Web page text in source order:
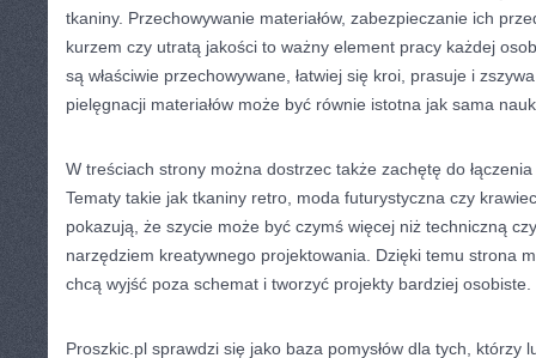
tkaniny. Przechowywanie materiałów, zabezpieczanie ich
kurzem czy utratą jakości to ważny element pracy każdej
są właściwie przechowywane, łatwiej się kroi, prasuje i
pielęgnacji materiałów może być równie istotna jak sama
W treściach strony można dostrzec także zachętę do
Tematy takie jak tkaniny retro, moda futurystyczna czy
pokazują, że szycie może być czymś więcej niż techniczną
narzędziem kreatywnego projektowania. Dzięki temu strona
chcą wyjść poza schemat i tworzyć projekty bardziej osobiste.
Proszkic.pl sprawdzi się jako baza pomysłów dla tych, którzy